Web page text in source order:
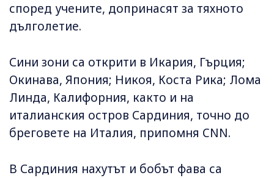
според учените, допринасят за тяхното
дълголетие.
Сини зони са открити в Икария, Гърция;
Окинава, Япония; Никоя, Коста Рика; Лома
Линда, Калифорния, както и на
италианския остров Сардиния, точно до
бреговете на Италия, припомня CNN.
В Сардиния нахутът и бобът фава са